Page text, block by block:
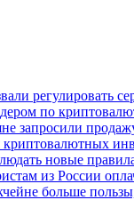
по
запросили
новые
из России
больше